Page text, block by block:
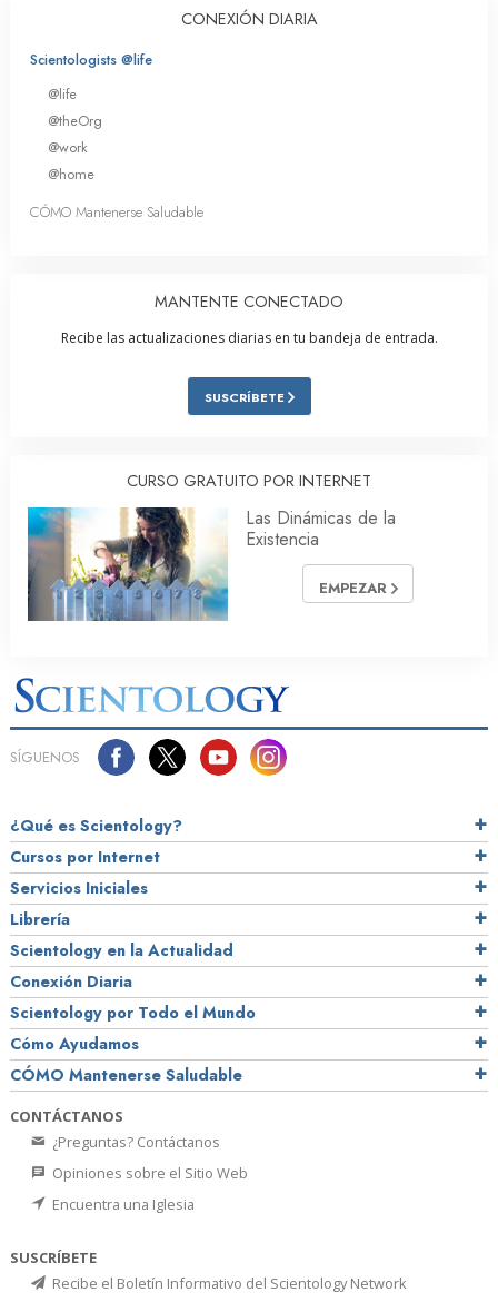
CONEXIÓN DIARIA
Scientologists @life
@life
@theOrg
@work
@home
CÓMO Mantenerse Saludable
MANTENTE CONECTADO
Recibe las actualizaciones diarias en tu bandeja de entrada.
SUSCRÍBETE
CURSO GRATUITO POR INTERNET
Las Dinámicas de la
Existencia
EMPEZAR
SÍGUENOS
¿Qué es Scientology?
Cursos por Internet
Servicios Iniciales
Librería
Scientology en la Actualidad
Conexión Diaria
Scientology por Todo el Mundo
Cómo Ayudamos
CÓMO Mantenerse Saludable
CONTÁCTANOS
¿Preguntas? Contáctanos
Opiniones sobre el Sitio Web
Encuentra una Iglesia
SUSCRÍBETE
Recibe el Boletín Informativo del Scientology Network